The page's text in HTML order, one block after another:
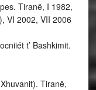
Tiranë, I 1982,
VI 2002, VII 2006
t’ Bashkimit.
Tiranë,